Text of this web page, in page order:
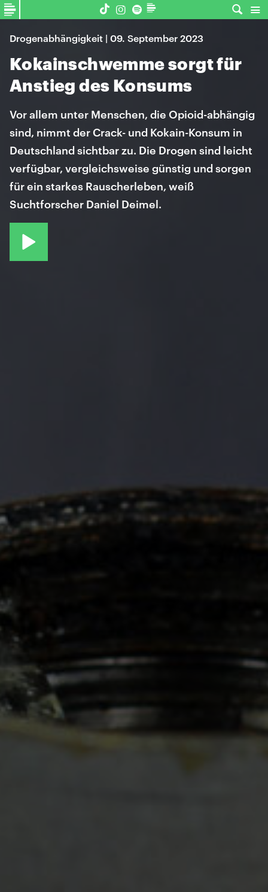
Drogenabhängigkeit | 09. September 2023
Kokainschwemme sorgt für
Anstieg des Konsums
Vor allem unter Menschen, die Opioid-abhängig
sind, nimmt der Crack- und Kokain-Konsum in
Deutschland sichtbar zu. Die Drogen sind leicht
verfügbar, vergleichsweise günstig und sorgen
für ein starkes Rauscherleben, weiß
Suchtforscher Daniel Deimel.